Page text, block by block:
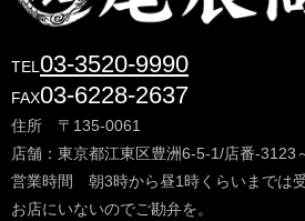
TEL03-3520-9990
FAX03-6228-2637
住所 〒135-0061
店舗：東京都江東区豊洲6-5-1/店番-3123
営業時間 朝3時から昼1時くらいまでは
お店にいないのでご勘弁を。